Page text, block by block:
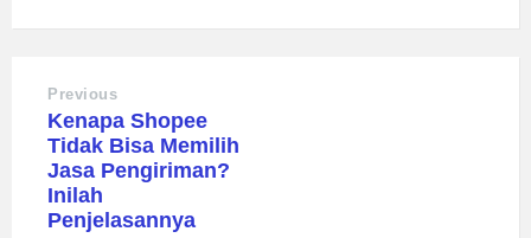
Previous
Kenapa Shopee
Tidak Bisa Memilih
Jasa Pengiriman?
Inilah
Penjelasannya